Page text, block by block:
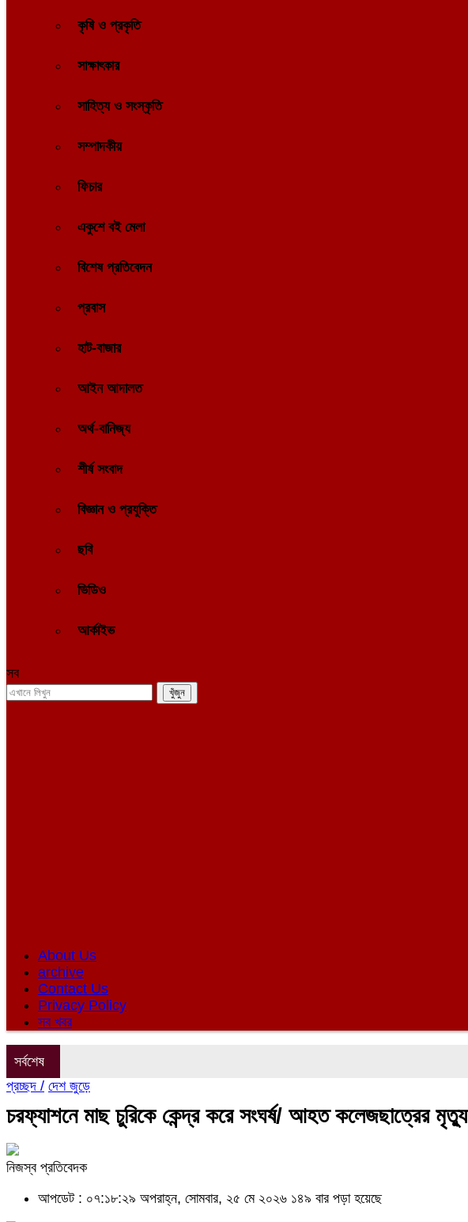
কৃষি ও প্রকৃতি
সাক্ষাৎকার
সাহিত্য ও সংস্কৃতি
সম্পাদকীয়
ফিচার
একুশে বই মেলা
বিশেষ প্রতিবেদন
প্রবাস
হাট-বাজার
আইন আদালত
অর্থ-বানিজ্য
শীর্ষ সংবাদ
বিজ্ঞান ও প্রযুক্তি
ছবি
ভিডিও
আর্কাইভ
সব
About Us
archive
Contact Us
Privacy Policy
সব খবর
সর্বশেষ
প্রচ্ছদ / দেশ জুড়ে
চরফ্যাশনে মাছ চুরিকে কেন্দ্র করে সংঘর্ষ/ ‎আহত কলেজছাত্রের মৃত্যু
নিজস্ব প্রতিবেদক
আপডেট : ০৭:১৮:২৯ অপরাহ্ন, সোমবার, ২৫ মে ২০২৬ ১৪৯ বার পড়া হয়েছে